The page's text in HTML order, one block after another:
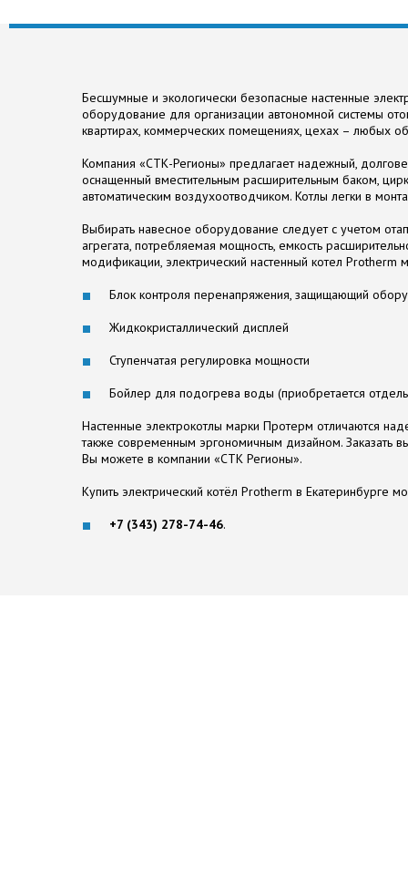
Бесшумные и экологически безопасные настенные
оборудование для организации автономной системы
квартирах, коммерческих помещениях, цехах – любых
Компания «СТК-Регионы» предлагает надежный,
оснащенный вместительным расширительным баком,
автоматическим воздухоотводчиком. Котлы легки в
Выбирать навесное оборудование следует с учетом
агрегата, потребляемая мощность, емкость
модификации, электрический настенный котел
Блок контроля перенапряжения, защищающий
Жидкокристаллический дисплей
Ступенчатая регулировка мощности
Бойлер для подогрева воды (приобретается
Настенные электрокотлы марки Протерм отличаются
также современным эргономичным дизайном. Заказать
Вы можете в компании «СТК Регионы».
Купить электрический котёл Protherm в Екатеринбурге
+7 (343) 278-74-46.